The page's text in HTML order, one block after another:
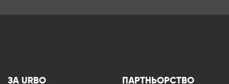
ЗА URBO ПАРТНЬОРСТВО